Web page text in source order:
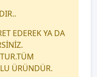
EDEREK YA DA
ÜRÜNDÜR.